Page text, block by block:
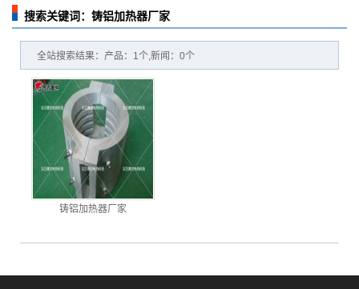
搜索关键词：铸铝加热器厂家
您的当前位置：首 页>> 全站搜索
全站搜索结果：产品：1个,新闻：0个
铸铝加热器厂家